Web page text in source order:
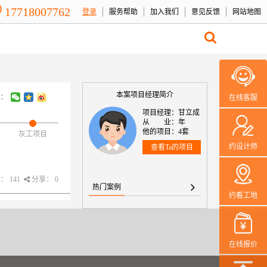
17718007762 登录 服务帮助 加入我们 意见反馈 网站地图
在线客服
约设计师
约看工地
在线报价
灰工项目
141 分享： 0
本案项目经理简介
项目经理：甘立成
从 业：年
他的项目：4套
查看Ta的项目
热门案例